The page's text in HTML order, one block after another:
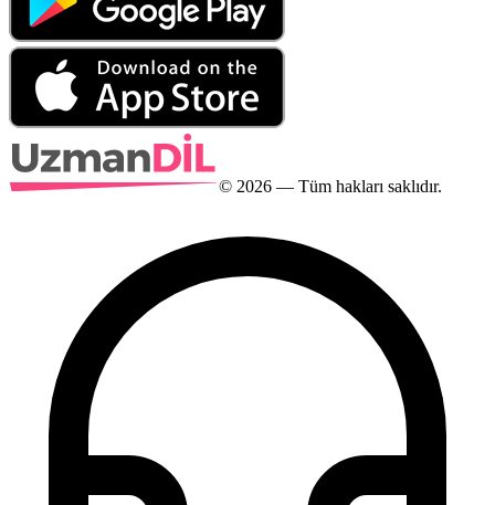
© 2026 — Tüm hakları saklıdır.